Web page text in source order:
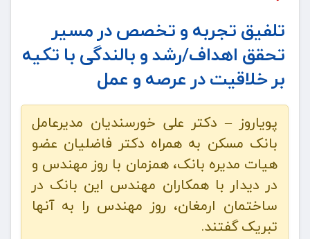
تلفیق تجربه و تخصص در مسیر
تحقق اهداف/رشد و بالندگی با تکیه
بر خلاقیت در عرصه و عمل
پویاروز – دکتر علی خورسندیان مدیرعامل
بانک مسکن به همراه دکتر فاضلیان عضو
هیات مدیره بانک، همزمان با روز مهندس و
در دیدار با همکاران مهندس این بانک در
ساختمان ارمغان، روز مهندس را به آنها
تبریک گفتند.